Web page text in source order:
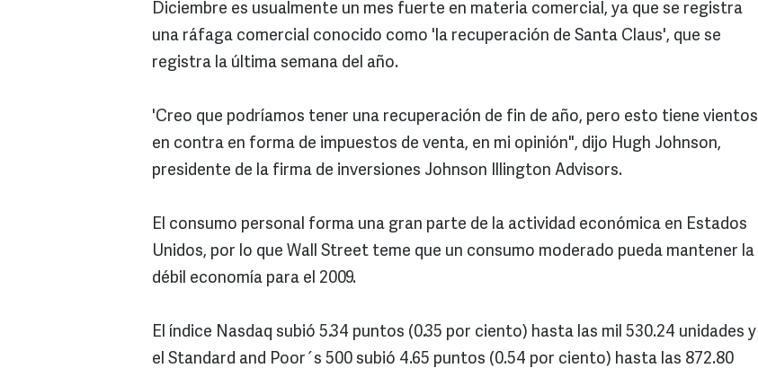
Diciembre es usualmente un mes fuerte en materia comercial, ya que se registra
una ráfaga comercial conocido como 'la recuperación de Santa Claus', que se
registra la última semana del año.
'Creo que podríamos tener una recuperación de fin de año, pero esto tiene vientos
en contra en forma de impuestos de venta, en mi opinión", dijo Hugh Johnson,
presidente de la firma de inversiones Johnson Illington Advisors.
El consumo personal forma una gran parte de la actividad económica en Estados
Unidos, por lo que Wall Street teme que un consumo moderado pueda mantener la
débil economía para el 2009.
El índice Nasdaq subió 5.34 puntos (0.35 por ciento) hasta las mil 530.24 unidades y
el Standard and Poor´s 500 subió 4.65 puntos (0.54 por ciento) hasta las 872.80